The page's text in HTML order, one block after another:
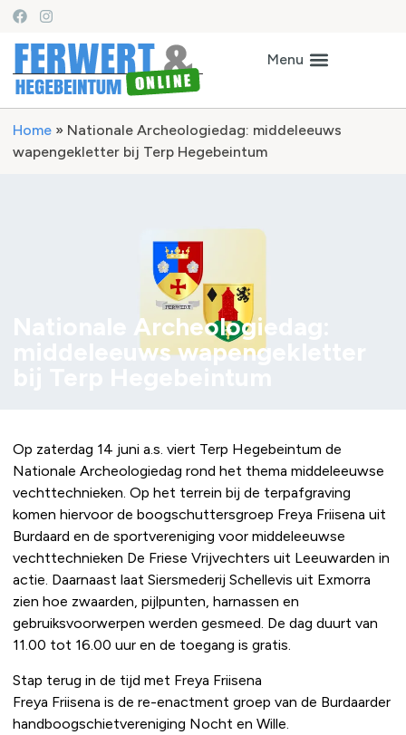
Home » Nationale Archeologiedag: middeleeuws
wapengekletter bij Terp Hegebeintum
Nationale Archeologiedag:
middeleeuws wapengekletter
Op zaterdag 14 juni a.s. viert Terp Hegebeintum de
Nationale Archeologiedag rond het thema middeleeuwse
vechttechnieken. Op het terrein bij de terpafgraving
komen hiervoor de boogschuttersgroep Freya Friisena uit
Burdaard en de sportvereniging voor middeleeuwse
vechttechnieken De Friese Vrijvechters uit Leeuwarden in
actie. Daarnaast laat Siersmederij Schellevis uit Exmorra
zien hoe zwaarden, pijlpunten, harnassen en
gebruiksvoorwerpen werden gesmeed. De dag duurt van
11.00 tot 16.00 uur en de toegang is gratis.
Stap terug in de tijd met Freya Friisena
Freya Friisena is de re-enactment groep van de Burdaarder
handboogschietvereniging Nocht en Wille.